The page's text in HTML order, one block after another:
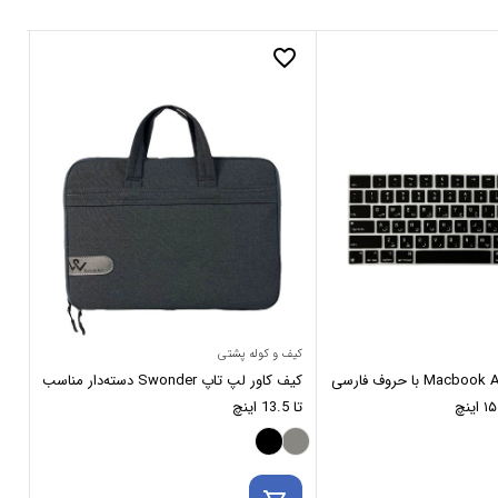
محافظ کیبورد Macbook Air با حروف فارسی
favorite_border
کیف و کوله پشتی
کیف کاور لپ تاپ Swonder دسته‌دار مناسب
تا 13.5 اینچ